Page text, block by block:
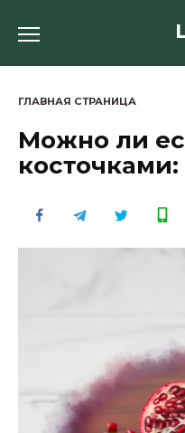
ГЛАВНАЯ СТРАНИЦА
Можно ли